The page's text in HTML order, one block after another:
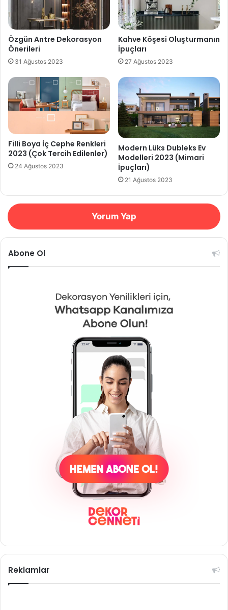
Özgün Antre Dekorasyon
Önerileri
31 Ağustos 2023
Kahve Köşesi Oluşturmanın
İpuçları
27 Ağustos 2023
Filli Boya İç Cephe Renkleri
2023 (Çok Tercih Edilenler)
24 Ağustos 2023
Modern Lüks Dubleks Ev
Modelleri 2023 (Mimari
İpuçları)
21 Ağustos 2023
Yorum Yap
Abone Ol
Reklamlar